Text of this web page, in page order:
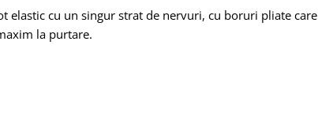
elastic cu un singur strat de nervuri, cu boruri pliate care
la purtare.